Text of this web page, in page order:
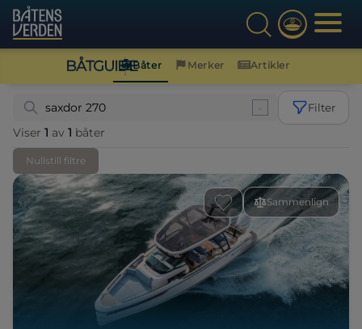
BÅTGUIDEBåter Merker Artikler
Filter
Viser 1 av 1 båter
Nullstill filtre
Sammenlign